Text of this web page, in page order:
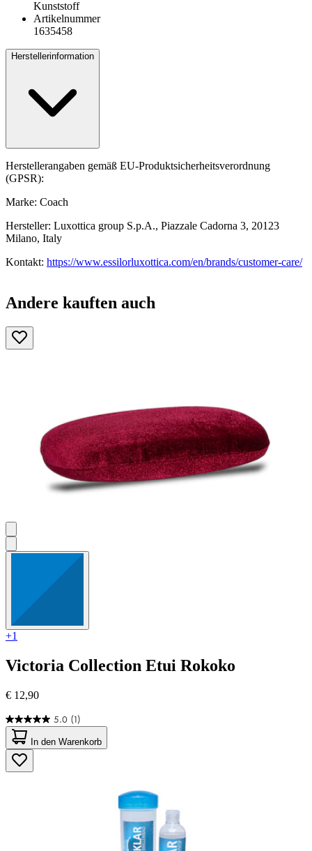
Kunststoff
Artikelnummer
1635458
Herstellerinformation
Herstellerangaben gemäß EU-Produktsicherheitsverordnung
(GPSR):
Marke: Coach
Hersteller: Luxottica group S.p.A., Piazzale Cadorna 3, 20123
Milano, Italy
Kontakt: https://www.essilorluxottica.com/en/brands/customer-care/
Andere kauften auch
+1
Victoria Collection Etui Rokoko
€ 12,90
5.0 (1)
5.0
von
5
Sternen.
1
In den Warenkorb